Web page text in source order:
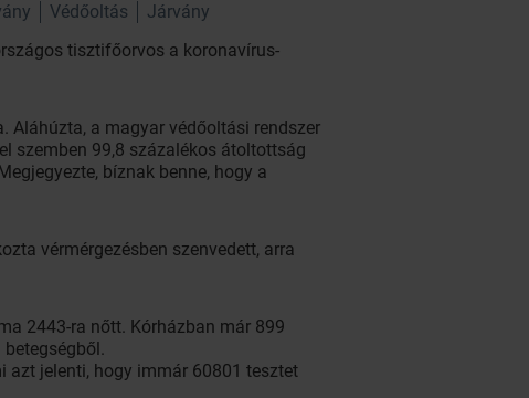
Védőoltás
Járvány
tisztifőorvos a koronavírus-
Aláhúzta, a magyar védőoltási rendszer
szemben 99,8 százalékos átoltottság
bíznak benne, hogy a
vérmérgezésben szenvedett, arra
2443-ra nőtt. Kórházban már 899
azt jelenti, hogy immár 60801 tesztet